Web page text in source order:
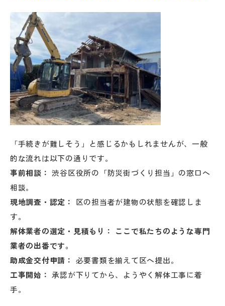
「手続きが難しそう」と感じるかもしれませんが、一般
的な流れは以下の通りです。
事前相談： 渋谷区役所の「防災街づくり担当」の窓口へ
相談。
現地調査・認定：
区の担当者が建物の状態を確認しま
す。
解体業者の選定・見積もり：
ここで私たちのような専門
業者の出番です。
助成金交付申請： 必要書類を揃えて区へ提出。
工事開始： 承認が下りてから、ようやく解体工事に着
手。